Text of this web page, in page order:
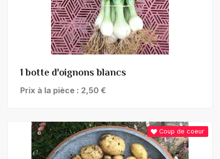
1 botte d'oignons blancs
Prix à la pièce : 2,50 €
+ de détails
Coup de coeur